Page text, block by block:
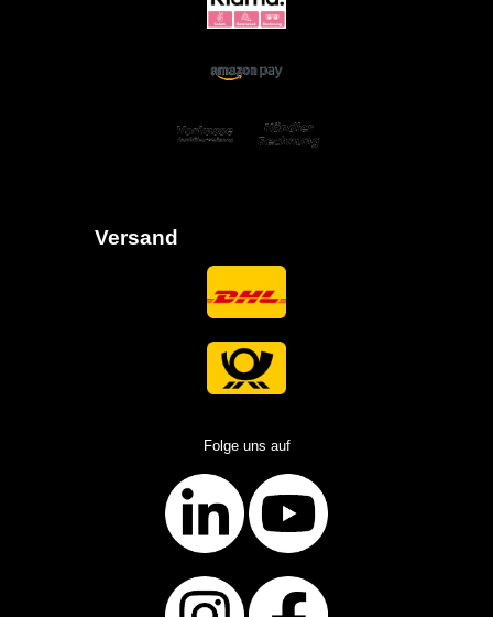
Versand
Folge uns auf